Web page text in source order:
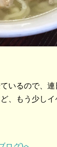
いるので、
、もう少し